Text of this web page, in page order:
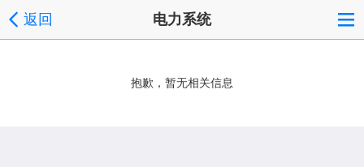
返回 电力系统
抱歉，暂无相关信息